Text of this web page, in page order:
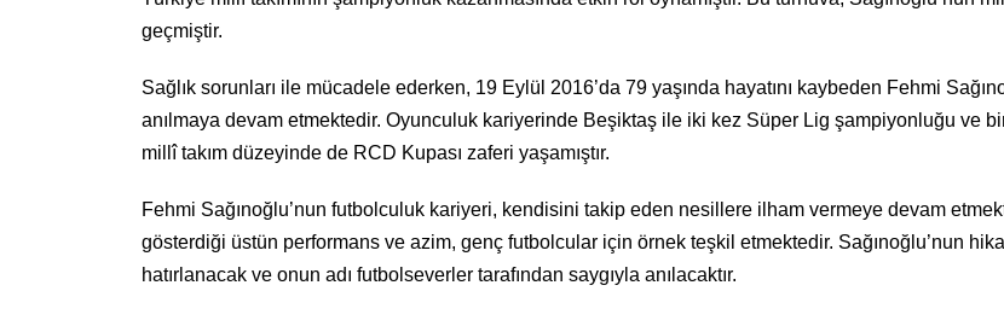
geçmiştir.
Sağlık sorunları ile mücadele ederken, 19 Eylül 2016’da 79 yaşında hayatını kaybeden Fehmi
anılmaya devam etmektedir. Oyunculuk kariyerinde Beşiktaş ile iki kez Süper Lig şampiyonluğu ve
millî takım düzeyinde de RCD Kupası zaferi yaşamıştır.
Fehmi Sağınoğlu’nun futbolculuk kariyeri, kendisini takip eden nesillere ilham vermeye devam
gösterdiği üstün performans ve azim, genç futbolcular için örnek teşkil etmektedir. Sağınoğlu’nun
hatırlanacak ve onun adı futbolseverler tarafından saygıyla anılacaktır.